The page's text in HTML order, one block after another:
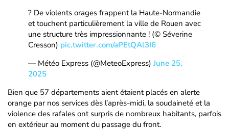
? De violents orages frappent la Haute-Normandie
et touchent particulièrement la ville de Rouen avec
une structure très impressionnante ! (© Séverine
Cresson) pic.twitter.com/aPEtQAl3I6
— Météo Express (@MeteoExpress) June 25,
2025
Bien que 57 départements aient étaient placés en alerte
orange par nos services dès l’après-midi, la soudaineté et la
violence des rafales ont surpris de nombreux habitants, parfois
en extérieur au moment du passage du front.